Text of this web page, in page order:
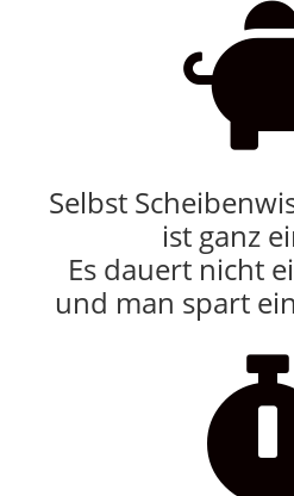
Selbst
ist ganz
Es dauert nicht
und man spart